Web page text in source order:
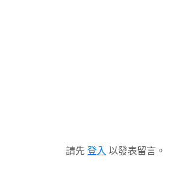
請先 登入 以發表留言。